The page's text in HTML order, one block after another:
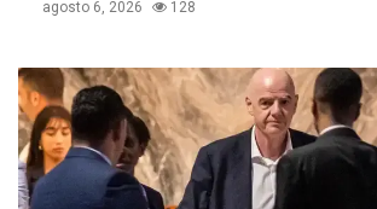
agosto 6, 2026 128